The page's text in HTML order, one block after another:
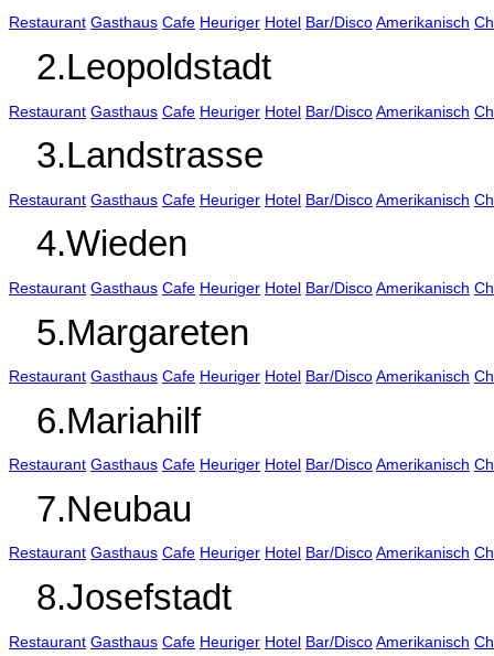
Restaurant Gasthaus Cafe Heuriger Hotel Bar/Disco Amerikanisch
2.Leopoldstadt
Restaurant Gasthaus Cafe Heuriger Hotel Bar/Disco Amerikanisch
3.Landstrasse
Restaurant Gasthaus Cafe Heuriger Hotel Bar/Disco Amerikanisch
4.Wieden
Restaurant Gasthaus Cafe Heuriger Hotel Bar/Disco Amerikanisch
5.Margareten
Restaurant Gasthaus Cafe Heuriger Hotel Bar/Disco Amerikanisch
6.Mariahilf
Restaurant Gasthaus Cafe Heuriger Hotel Bar/Disco Amerikanisch
7.Neubau
Restaurant Gasthaus Cafe Heuriger Hotel Bar/Disco Amerikanisch
8.Josefstadt
Restaurant Gasthaus Cafe Heuriger Hotel Bar/Disco Amerikanisch